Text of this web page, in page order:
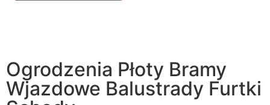
Ogrodzenia Płoty Bramy
Wjazdowe Balustrady Furtki